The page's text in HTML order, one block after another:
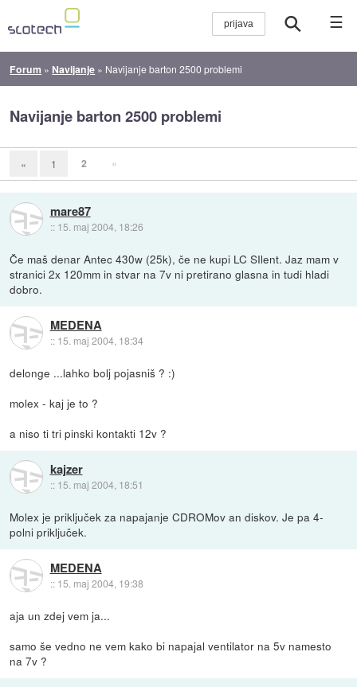
☰
Forum » Navijanje » Navijanje barton 2500 problemi
Navijanje barton 2500 problemi
« 1 2 »
mare87
:: 15. maj 2004, 18:26
Če maš denar Antec 430w (25k), če ne kupi LC SIlent. Jaz mam v
stranici 2x 120mm in stvar na 7v ni pretirano glasna in tudi hladi
dobro.
MEDENA
:: 15. maj 2004, 18:34
delonge ...lahko bolj pojasniš ? :)
molex - kaj je to ?
a niso ti tri pinski kontakti 12v ?
kajzer
:: 15. maj 2004, 18:51
Molex je priključek za napajanje CDROMov an diskov. Je pa 4-
polni priključek.
MEDENA
:: 15. maj 2004, 19:38
aja un zdej vem ja...
samo še vedno ne vem kako bi napajal ventilator na 5v namesto
na 7v ?